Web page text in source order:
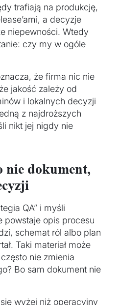
trafiają na produkcję,
a decyzje
niepewności. Wtedy
czy my w ogóle
że firma nic nie
jakość zależy od
i lokalnych decyzji
z najdroższych
nikt jej nigdy nie
nie dokument,
QA” i myśli
powstaje opis procesu
schemat ról albo plan
Taki materiał może
nie zmienia
Bo sam dokument nie
wyżej niż operacyjny